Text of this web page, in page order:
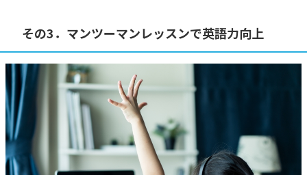
その3．マンツーマンレッスンで英語力向上